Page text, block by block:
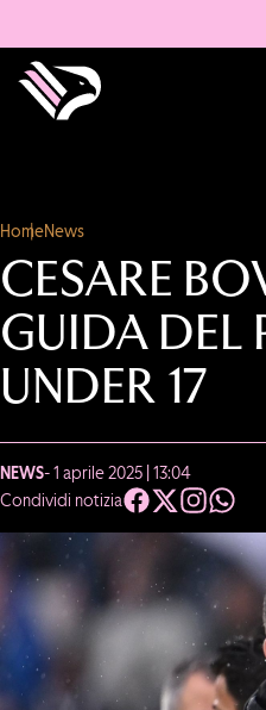
HomeNews
CESARE
GUIDA DEL
UNDER 17
NEWS- 1 aprile 2025 | 13:04
Condividi notizia